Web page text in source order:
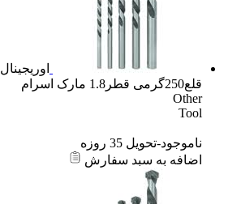
اوریجینال
قلع250گرمی قطر1.8 مارک اسرام
Other
Tool
ناموجود-تحویل 35 روزه
اضافه به سبد سفارش